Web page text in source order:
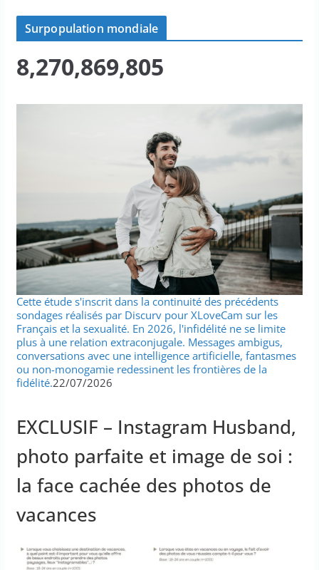
Surpopulation mondiale
8,270,869,805
Cette étude s'inscrit dans la continuité des précédents
sondages réalisés par Discurv pour XLoveCam sur les
Français et la sexualité. En 2026, l'infidélité ne se limite
plus à une relation extraconjugale. Messages ambigus,
conversations avec une intelligence artificielle, fantasmes
ou non-monogamie redessinent les frontières de la
fidélité.22/07/2026
EXCLUSIF – Instagram Husband,
photo parfaite et image de soi :
la face cachée des photos de
vacances